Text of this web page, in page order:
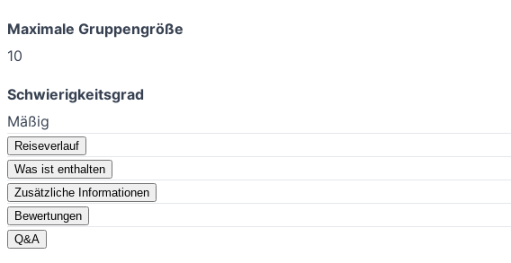
Maximale Gruppengröße
10
Schwierigkeitsgrad
Mäßig
Reiseverlauf
Was ist enthalten
Zusätzliche Informationen
Bewertungen
Q&A